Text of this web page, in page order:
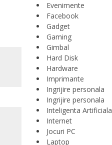
Evenimente
Facebook
Gadget
Gaming
Gimbal
Hard Disk
Hardware
Imprimante
Ingrijire personala
Ingrijire personala
Inteligenta Artificiala
Internet
Jocuri PC
Laptop